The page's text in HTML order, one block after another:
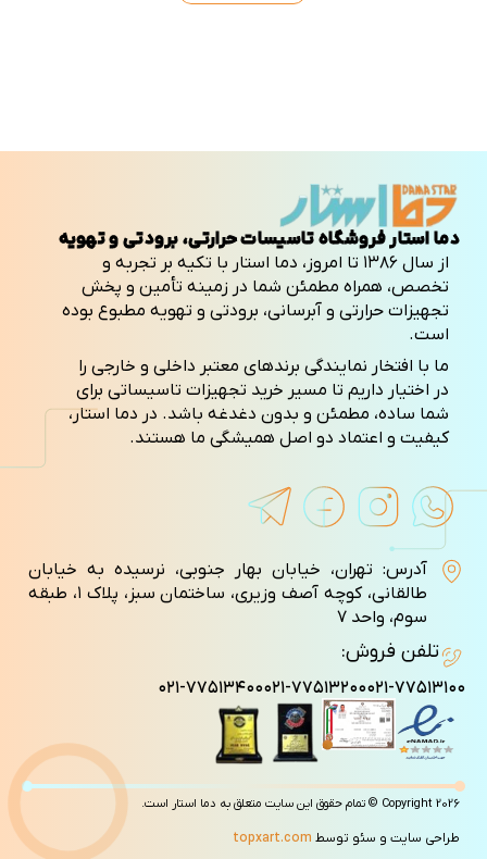
دما استار فروشگاه تاسیسات حرارتی، برودتی و تهویه
از سال ۱۳۸۶ تا امروز، دما استار با تکیه بر تجربه و
تخصص، همراه مطمئن شما در زمینه تأمین و پخش
تجهیزات حرارتی و آبرسانی، برودتی و تهویه مطبوع بوده
است.
ما با افتخار نمایندگی برندهای معتبر داخلی و خارجی را
در اختیار داریم تا مسیر خرید تجهیزات تاسیساتی برای
شما ساده، مطمئن و بدون دغدغه باشد. در دما استار،
کیفیت و اعتماد دو اصل همیشگی ما هستند.
آدرس: تهران، خیابان بهار جنوبی، نرسیده به خیابان
طالقانی، کوچه آصف وزيری، ساختمان سبز، پلاک ۱، طبقه
سوم، واحد ۷
تلفن فروش:
۰۲۱-۷۷۵۱۳۱۰۰۰۲۱-۷۷۵۱۳۲۰۰۰۲۱-۷۷۵۱۳۴۰۰
Copyright 2026 © تمام حقوق این سایت متعلق به دما استار است.
طراحی سایت و سئو توسط topxart.com